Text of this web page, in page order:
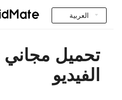
العربية
Deutsch
English
الفيديو